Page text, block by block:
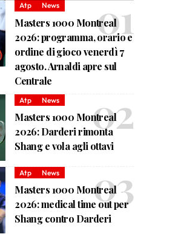
Atp News
Masters 1000 Montreal
2026: programma, orario e
ordine di gioco venerdì 7
agosto. Arnaldi apre sul
Centrale
Atp News
Masters 1000 Montreal
2026: Darderi rimonta
Shang e vola agli ottavi
Atp News
Masters 1000 Montreal
2026: medical time out per
Shang contro Darderi